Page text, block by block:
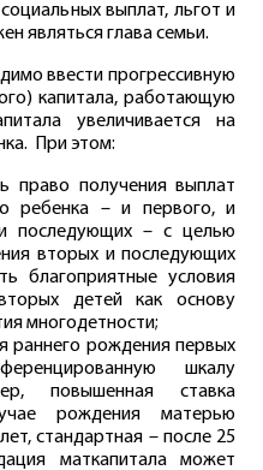
выплат, льгот и
являться глава семьи.
ввести прогрессивную
капитала, работающую
увеличивается на
При этом:
право получения выплат
ребенка – и первого, и
последующих – с целью
вторых и последующих
благоприятные условия
детей как основу
многодетности;
раннего рождения первых
шкалу
повышенная ставка
рождения матерью
стандартная – после 25
маткапитала может